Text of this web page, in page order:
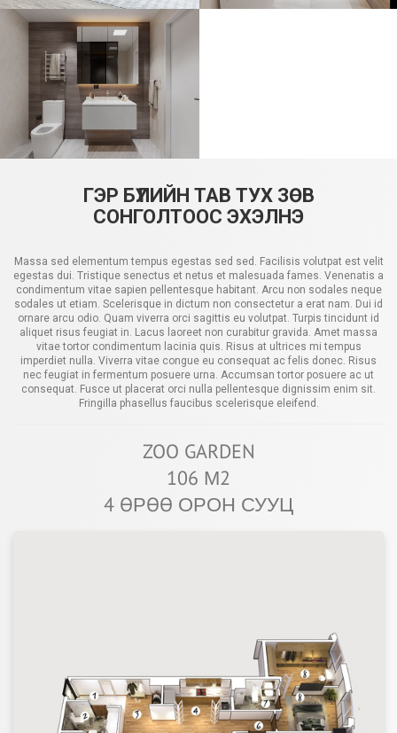
ГЭР БҮЛИЙН ТАВ ТУХ ЗӨВ
СОНГОЛТООС ЭХЭЛНЭ
Massa sed elementum tempus egestas sed sed. Facilisis volutpat est velit
egestas dui. Tristique senectus et netus et malesuada fames. Venenatis a
condimentum vitae sapien pellentesque habitant. Arcu non sodales neque
sodales ut etiam. Scelerisque in dictum non consectetur a erat nam. Dui id
ornare arcu odio. Quam viverra orci sagittis eu volutpat. Turpis tincidunt id
aliquet risus feugiat in. Lacus laoreet non curabitur gravida. Amet massa
vitae tortor condimentum lacinia quis. Risus at ultrices mi tempus
imperdiet nulla. Viverra vitae congue eu consequat ac felis donec. Risus
nec feugiat in fermentum posuere urna. Accumsan tortor posuere ac ut
consequat. Fusce ut placerat orci nulla pellentesque dignissim enim sit.
Fringilla phasellus faucibus scelerisque eleifend.
ZOO GARDEN
106 М2
4 ӨРӨӨ ОРОН СУУЦ